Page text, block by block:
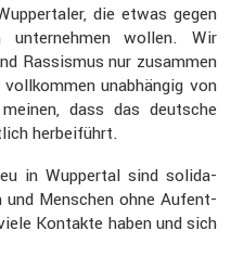
die etwas gegen
wollen. Wir
Rassismus nur zusammen
unabhängig von
dass das deutsche
herbei­führt.
in Wuppertal sind solida­
Menschen ohne Aufent­
Kontakte haben und sich